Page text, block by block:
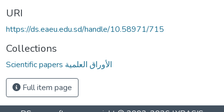
URI
https://ds.eaeu.edu.sd/handle/10.58971/715
Collections
Scientific papers الأوراق العلمية
Full item page